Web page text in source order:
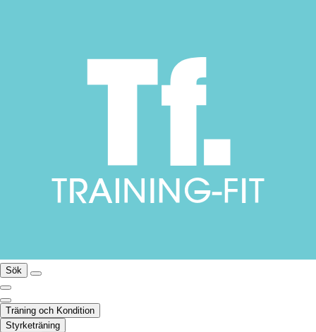
Sök
Träning och Kondition
Styrketräning